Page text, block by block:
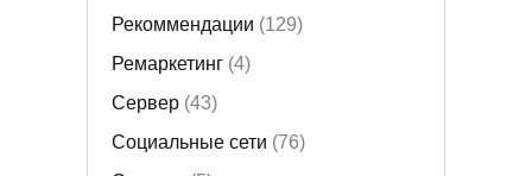
Рекоммендации (129)
Ремаркетинг(4)
Сервер(43)
Социальные сети (76)